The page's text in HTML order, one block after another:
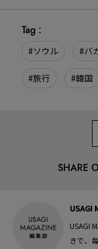
Tag :
#ソウル #バ
#旅行 #韓国
SHARE
USAGI
USAGI
きで、